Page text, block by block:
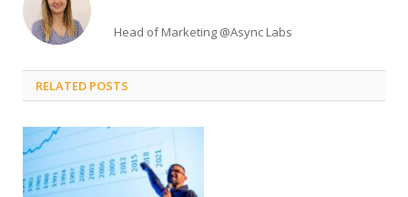
Head of Marketing @Async Labs
RELATED POSTS